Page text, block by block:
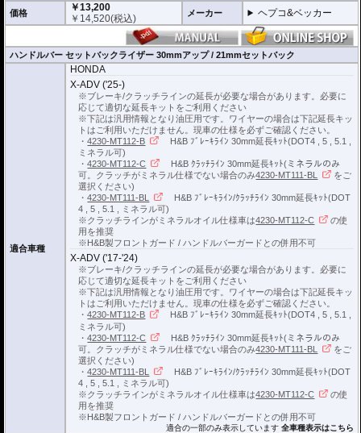
価格
￥13,200
￥ 14,520(税込) メーカー ヘプコ&ベッカー
ハンドルバー セットバックライザー 30mmアップ / 21mmセットバック
適合車種
HONDA
X-ADV ('25-)
※ブレーキ/クラッチラインの延長が必要な場合があります。必要に
応じて適切な延長キットをご利用ください
※下記は汎用情報となり油圧用です。ワイヤーの場合は下記延長キッ
トはご利用いただけません。現車の仕様を必ずご確認ください。
・4230-MT112-B
H&B ﾌﾞﾚｰｷﾗｲﾝ 30mm延長ｷｯﾄ(DOT4 , 5 , 5.1 ,
ミネラル可)
・4230-MT112-C
H&B ｸﾗｯﾁﾗｲﾝ 30mm延長ｷｯﾄ(ミネラルのみ
可。クラッチがミネラル仕様でない場合のみ4230-MT111-BL
をご
選択ください)
・4230-MT111-BL
H&B ﾌﾞﾚｰｷﾗｲﾝ/ｸﾗｯﾁﾗｲﾝ 30mm延長ｷｯﾄ(DOT
4 , 5 , 5.1 , ミネラル可)
※クラッチラインがミネラルオイル仕様車は4230-MT112-C
の使
用を推奨
※H&B製フロントガード / ハンドルバーガードとの併用不可
X-ADV ('17-'24)
※ブレーキ/クラッチラインの延長が必要な場合があります。必要に
応じて適切な延長キットをご利用ください
※下記は汎用情報となり油圧用です。ワイヤーの場合は下記延長キッ
トはご利用いただけません。現車の仕様を必ずご確認ください。
・4230-MT112-B
H&B ﾌﾞﾚｰｷﾗｲﾝ 30mm延長ｷｯﾄ(DOT4 , 5 , 5.1 ,
ミネラル可)
・4230-MT112-C
H&B ｸﾗｯﾁﾗｲﾝ 30mm延長ｷｯﾄ(ミネラルのみ
可。クラッチがミネラル仕様でない場合のみ4230-MT111-BL
をご
選択ください)
・4230-MT111-BL
H&B ﾌﾞﾚｰｷﾗｲﾝ/ｸﾗｯﾁﾗｲﾝ 30mm延長ｷｯﾄ(DOT
4 , 5 , 5.1 , ミネラル可)
※クラッチラインがミネラルオイル仕様車は4230-MT112-C
の使
用を推奨
※H&B製フロントガード / ハンドルバーガードとの併用不可
適合の一部のみ表示しています全車種表示はこちら